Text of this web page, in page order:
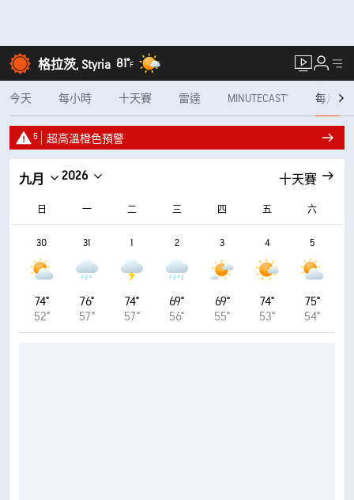
格拉茨, Styria 81°F
今天 每小時 十天賽 雷達 MINUTECAST® 每月
5 超高溫橙色預警
九月 2026 十天賽
日 一 二 三 四 五 六
30
74°
52°
31
76°
57°
1
74°
57°
2
69°
56°
3
69°
55°
4
74°
53°
5
75°
54°